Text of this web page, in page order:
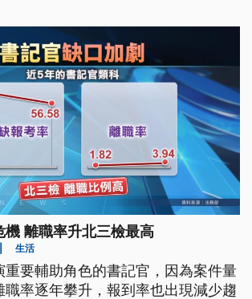
機 離職率升北三檢最高
生活
重要輔助角色的書記官，因為案件量
職率逐年攀升，報到率也出現減少趨